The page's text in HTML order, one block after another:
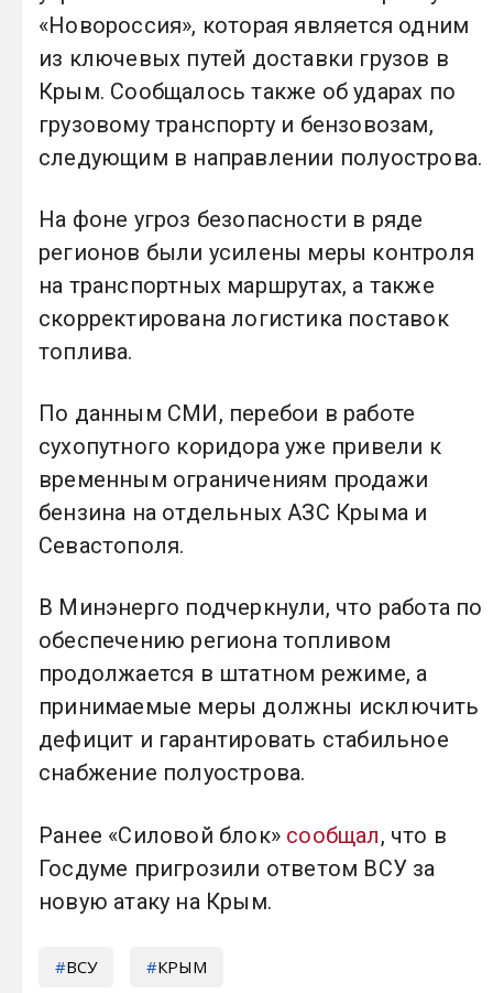
«Новороссия», которая является одним
из ключевых путей доставки грузов в
Крым. Сообщалось также об ударах по
грузовому транспорту и бензовозам,
следующим в направлении полуострова.
На фоне угроз безопасности в ряде
регионов были усилены меры контроля
на транспортных маршрутах, а также
скорректирована логистика поставок
топлива.
По данным СМИ, перебои в работе
сухопутного коридора уже привели к
временным ограничениям продажи
бензина на отдельных АЗС Крыма и
Севастополя.
В Минэнерго подчеркнули, что работа по
обеспечению региона топливом
продолжается в штатном режиме, а
принимаемые меры должны исключить
дефицит и гарантировать стабильное
снабжение полуострова.
Ранее «Силовой блок» сообщал, что в
Госдуме пригрозили ответом ВСУ за
новую атаку на Крым.
ВСУ КРЫМ